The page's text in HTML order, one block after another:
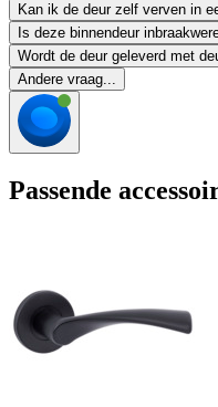
Kan ik de deur zelf verven in
Is deze binnendeur
Wordt de deur geleverd met
Andere vraag...
Passende